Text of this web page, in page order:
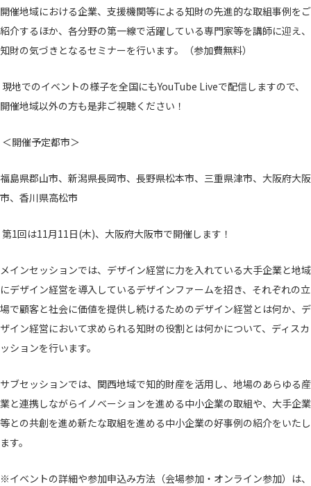
開催地域における企業、支援機関等による知財の先進的な取組事例をご
紹介するほか、各分野の第一線で活躍している専門家等を講師に迎え、
知財の気づきとなるセミナーを行います。（参加費無料）
現地でのイベントの様子を全国にもYouTube Liveで配信しますので、
開催地域以外の方も是非ご視聴ください！
＜開催予定都市＞
福島県郡山市、新潟県長岡市、長野県松本市、三重県津市、大阪府大阪
市、香川県高松市
第1回は11月11日(木)、大阪府大阪市で開催します！
メインセッションでは、デザイン経営に力を入れている大手企業と地域
にデザイン経営を導入しているデザインファームを招き、それぞれの立
場で顧客と社会に価値を提供し続けるためのデザイン経営とは何か、デ
ザイン経営において求められる知財の役割とは何かについて、ディスカ
ッションを行います。
サブセッションでは、関西地域で知的財産を活用し、地場のあらゆる産
業と連携しながらイノベーションを進める中小企業の取組や、大手企業
等との共創を進め新たな取組を進める中小企業の好事例の紹介をいたし
ます。
※イベントの詳細や参加申込み方法（会場参加・オンライン参加）は、